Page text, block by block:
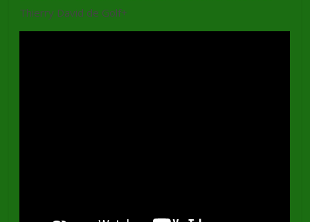
Thierry David de Golf+